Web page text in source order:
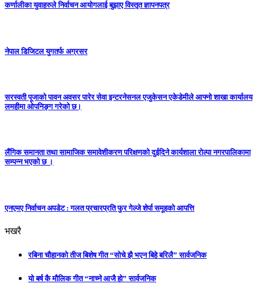
कर्णालीका युवाहरुले निर्वाचन आयोगलाई बुझाए विस्तृत ज्ञापनपत्र
नेपाल डिजिटल युगतर्फ अग्रसर
सरस्वती पूजाको पावन अवसर पारेर सेवा इन्टरनेसनल एजुकेसन एकेडेमीले आफ्नो शाखा कार्यालय
लमहीमा ओपनिङ्ग गरेको छ।
लैंगिक समानता तथा सामाजिक समावेशीकरण परिक्षणकाे दुईदिने कार्यशाला राेल्पा नगरपालिकामा
सम्पन्न भएको छ ।
एनएमए निर्वाचन अपडेट : गलत प्रचारप्रति फुर गेल्जे शेर्पा समूहको आपत्ति
भखरै
रबिना चौहानको तीज बिशेष गीत “सोचे झै भएन बिहे बरिलै” सार्वजनिक
यो बर्ष कै मौलिक गीत “नाच्ने आजै हो” सार्वजनिक